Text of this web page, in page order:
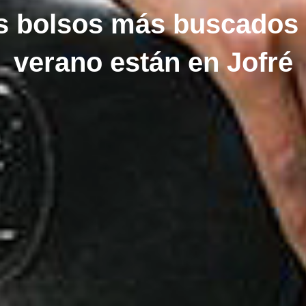
bolsos más buscados
verano están en Jofré